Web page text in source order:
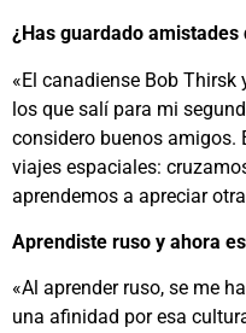
¿Has guardado
«El canadiense Bob Thirsk
los que salí para mi
considero buenos amigos.
viajes espaciales:
aprendemos a apreciar
Aprendiste ruso y ahora
«Al aprender ruso, se me
una afinidad por esa